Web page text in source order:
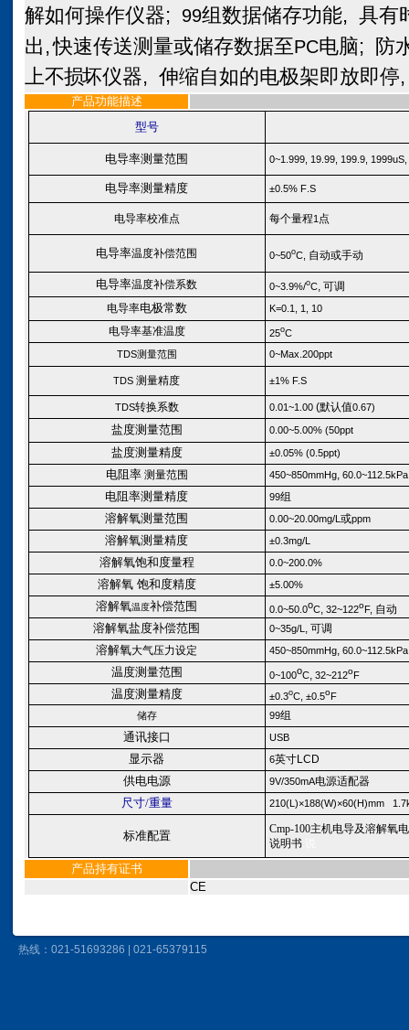
解如何操作仪器; 99组数据储存功能, 具有
出 ,快速传送测量或储存数据至PC电脑;
防
上不损坏仪器,伸缩自如的电极架即放即停
产品功能描述
型号
电导率测量范围 0~1.999, 19.99, 199.9,
电导率测量精度 ±0.5% F. S
电导率校准点 每个量程1点
电导率温度补偿范围 0~50oC, 自动或手动
电导率温度补偿系数 0~3.9%/oC, 可调
电导率电极常数 K=0.1, 1, 10
电导率基准温度 25oC
TDS测量范围 0~Max.200ppt
TDS 测量精度 ±1% F.S
TDS转换系数 0.01~1.00(默认值0.67)
盐度测量范围 0.00~5.00% (50ppt
盐度测量精度 ±0.05% (0.5ppt)
电阻率测量范围 450~850mmHg, 60.0~112.5kPa
电阻率测量精度 99组
溶解氧测量范围 0.00~20.00mg/L 或ppm
溶解氧测量精度 ±0.3mg/L
溶解氧饱和度量程 0.0~200.0%
溶解氧 饱和度精度 ±5.00%
溶解氧温度补偿范围 0.0~50. 0oC, 32~122oF, 自动
溶解氧盐度补偿范围 0~35g/L , 可调
溶解氧大气压力设定 450~850mmHg, 60.0~112.5kPa
温度测量范围 0~100oC, 32~212oF
温度测量精度 ±0. 3oC, ±0.5oF
储存
99组
通讯接口 USB
显示器 6英寸LCD
供电电源 9V/350mA电源适配器
尺寸/重量 210(L)×188(W)×60(H)mm
标准配置 Cmp-100主机电导及溶解氧
说明书.
产品持有证书
CE
热线：021-51693286 | 021-65379115